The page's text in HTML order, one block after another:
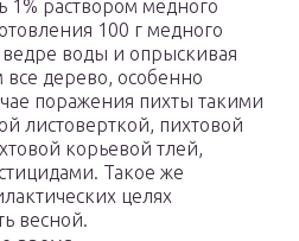
1% раствором медного
100 г медного
ведре воды и опрыскивая
дерево, особенно
поражения пихты такими
листоверткой, пихтовой
корьевой тлей,
Такое же
целях
весной.